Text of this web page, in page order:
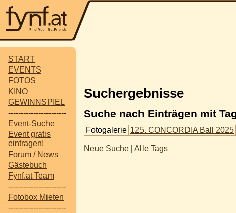
START
EVENTS
FOTOS
KINO
GEWINNSPIEL
-----------------------
Event-Suche
Event gratis
eintragen!
Forum / News
Gästebuch
Fynf.at Team
-----------------------
Fotobox Mieten
-----------------------
Suchergebnisse
Suche nach Einträgen mit
Fotogalerie 125. CONCORDIA Ball 2025
Neue Suche Alle Tags